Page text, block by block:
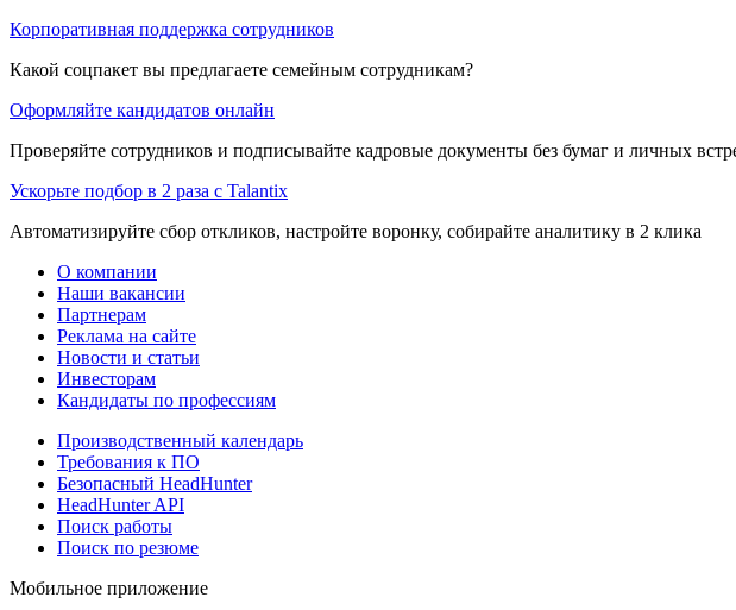
Корпоративная поддержка сотрудников
Какой соцпакет вы предлагаете семейным сотрудникам?
Оформляйте кандидатов онлайн
Проверяйте сотрудников и подписывайте кадровые документы без бумаг и личных
Ускорьте подбор в 2 раза с Talantix
Автоматизируйте сбор откликов, настройте воронку, собирайте аналитику в 2 клика
О компании
Наши вакансии
Партнерам
Реклама на сайте
Новости и статьи
Инвесторам
Кандидаты по профессиям
Производственный календарь
Требования к ПО
Безопасный HeadHunter
HeadHunter API
Поиск работы
Поиск по резюме
Мобильное приложение